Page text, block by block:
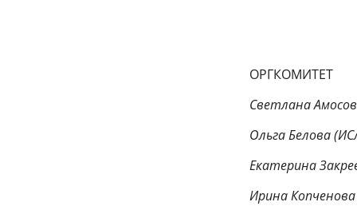
ОРГКОМИТЕТ
Светлана
Ольга Белова
Екатерина
Ирина